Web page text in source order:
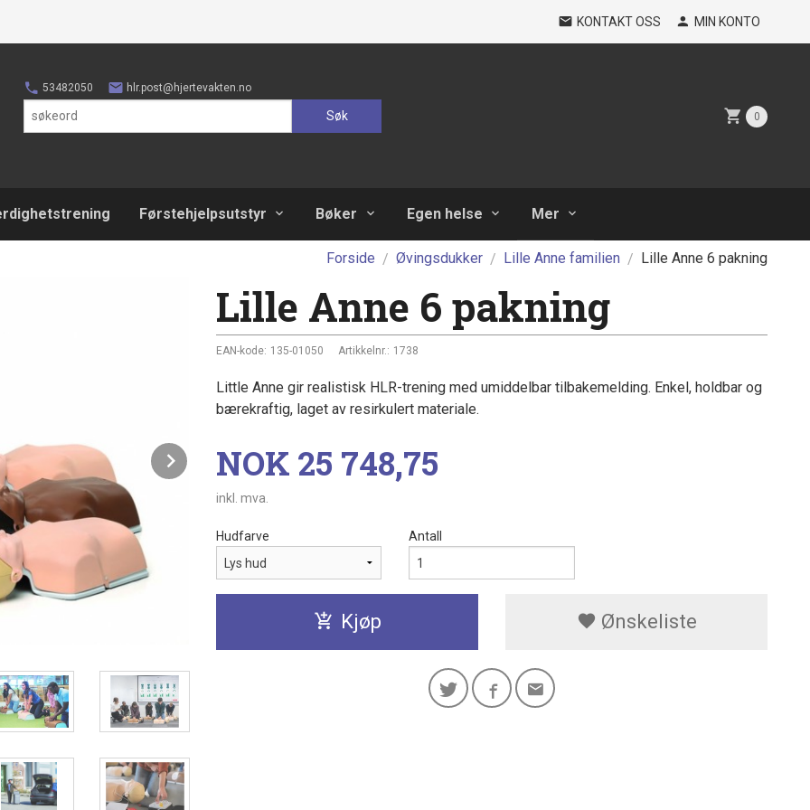
KONTAKT OSS MIN KONTO
53482050 hlr.post@hjertevakten.no
Søk 0
Førstehjelpsutstyr Bøker Egen helse Mer
Forside Øvingsdukker Lille Anne familien Lille Anne 6 pakning
Next
Lille Anne 6 pakning
EAN-kode: 135-01050 Artikkelnr.: 1738
Little Anne gir realistisk HLR-trening med umiddelbar tilbakemelding. Enkel, holdbar og
bærekraftig, laget av resirkulert materiale.
Pris
NOK 25 748,75
inkl. mva.
Hudfarve Antall
Kjøp Ønskeliste